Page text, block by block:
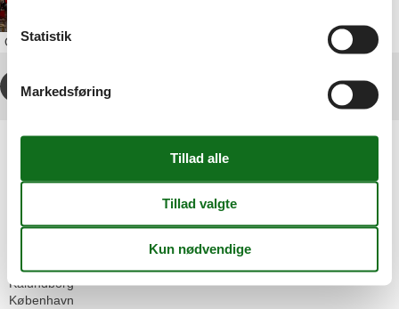
OmOdsherred
2 3
Artikeltyper
Attraktion
Alle
Sjælland
Kalundborg
København
Statistik
Markedsføring